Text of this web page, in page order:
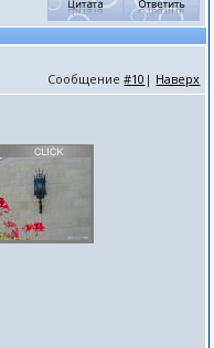
Сообщение#10 | Наверх